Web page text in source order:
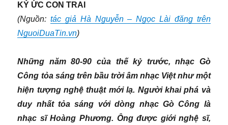
KÝ ỨC CON TRAI
(Nguồn:tác giả Hà Nguyễn – Ngọc Lài đăng trên
NguoiDuaTin.vn)
Những năm 80-90 của thế kỷ trước, nhạc Gò
Công tỏa sáng trên bầu trời âm nhạc Việt như một
hiện tượng nghệ thuật mới lạ. Người khai phá và
duy nhất tỏa sáng với dòng nhạc Gò Công là
nhạc sĩ Hoàng Phương. Ông được giới nghệ sĩ,